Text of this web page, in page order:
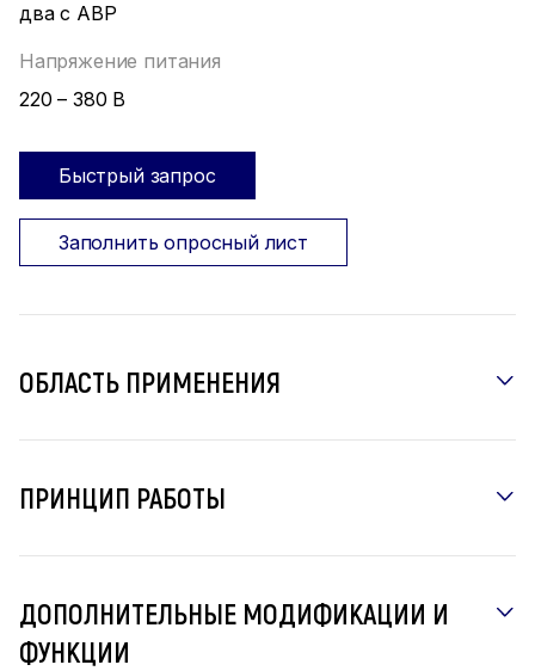
два с АВР
Напряжение питания
220 – 380 В
Быстрый запрос
Заполнить опросный лист
ОБЛАСТЬ ПРИМЕНЕНИЯ
ПРИНЦИП РАБОТЫ
ДОПОЛНИТЕЛЬНЫЕ МОДИФИКАЦИИ И
ФУНКЦИИ